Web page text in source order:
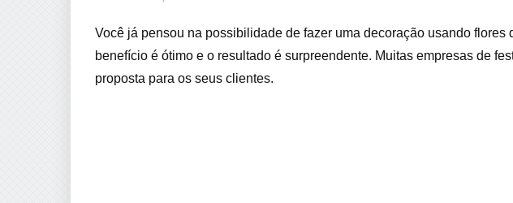
Você já pensou na possibilidade de fazer uma decoração usando flores
benefício é ótimo e o resultado é surpreendente. Muitas empresas de
proposta para os seus clientes.